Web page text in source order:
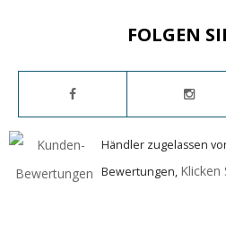
FOLGEN
Händler zugelassen
Bewertungen, Klicken